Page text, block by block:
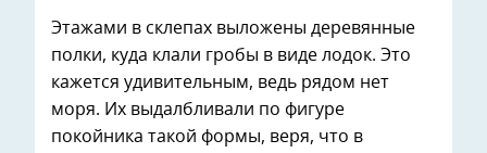
Этажами в склепах выложены деревянные
полки, куда клали гробы в виде лодок. Это
кажется удивительным, ведь рядом нет
моря. Их выдалбливали по фигуре
покойника такой формы, веря, что в